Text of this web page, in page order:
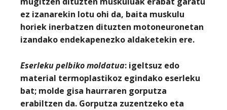
ez izanarekin lotu ohi da, baita muskulu
horiek inerbatzen dituzten motoneuronetan
izandako endekapenezko aldaketekin ere.
Eserleku pelbiko moldatua: igeltsuz edo
material termoplastikoz egindako eserleku
bat; molde gisa haurraren gorputza
erabiltzen da. Gorputza zuzentzeko eta